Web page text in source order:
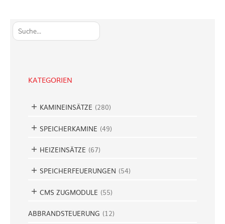
S
u
KATEGORIEN
KAMINEINSÄTZE (280)
SPEICHERKAMINE (49)
HEIZEINSÄTZE (67)
SPEICHERFEUERUNGEN (54)
CMS ZUGMODULE (55)
ABBRANDSTEUERUNG (12)